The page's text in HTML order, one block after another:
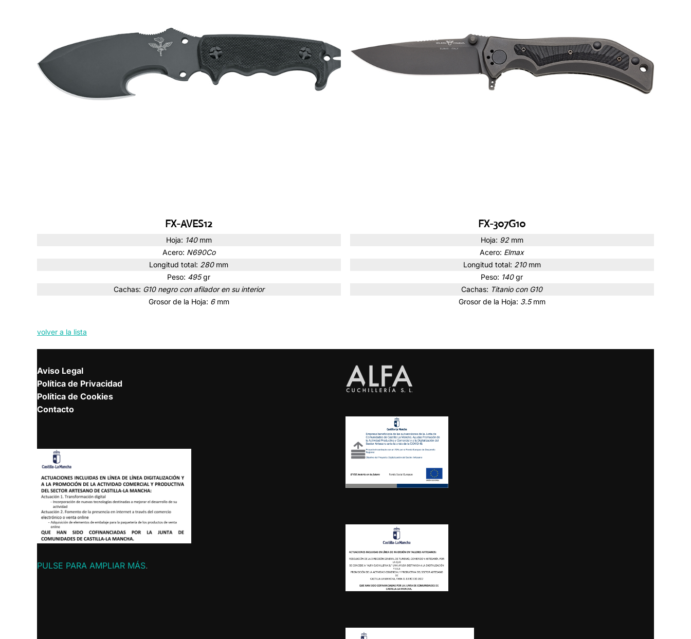
FX-AVES12
Hoja: 140 mm
Acero: N690Co
Longitud total: 280 mm
Peso: 495 gr
Cachas: G10 negro con afilador en su interior
Grosor de la Hoja: 6 mm
FX-307G10
Hoja: 92 mm
Acero: Elmax
Longitud total: 210 mm
Peso: 140 gr
Cachas: Titanio con G10
Grosor de la Hoja: 3.5 mm
volver a la lista
Aviso Legal
Política de Privacidad
Política de Cookies
Contacto
PULSE PARA AMPLIAR MÁS.